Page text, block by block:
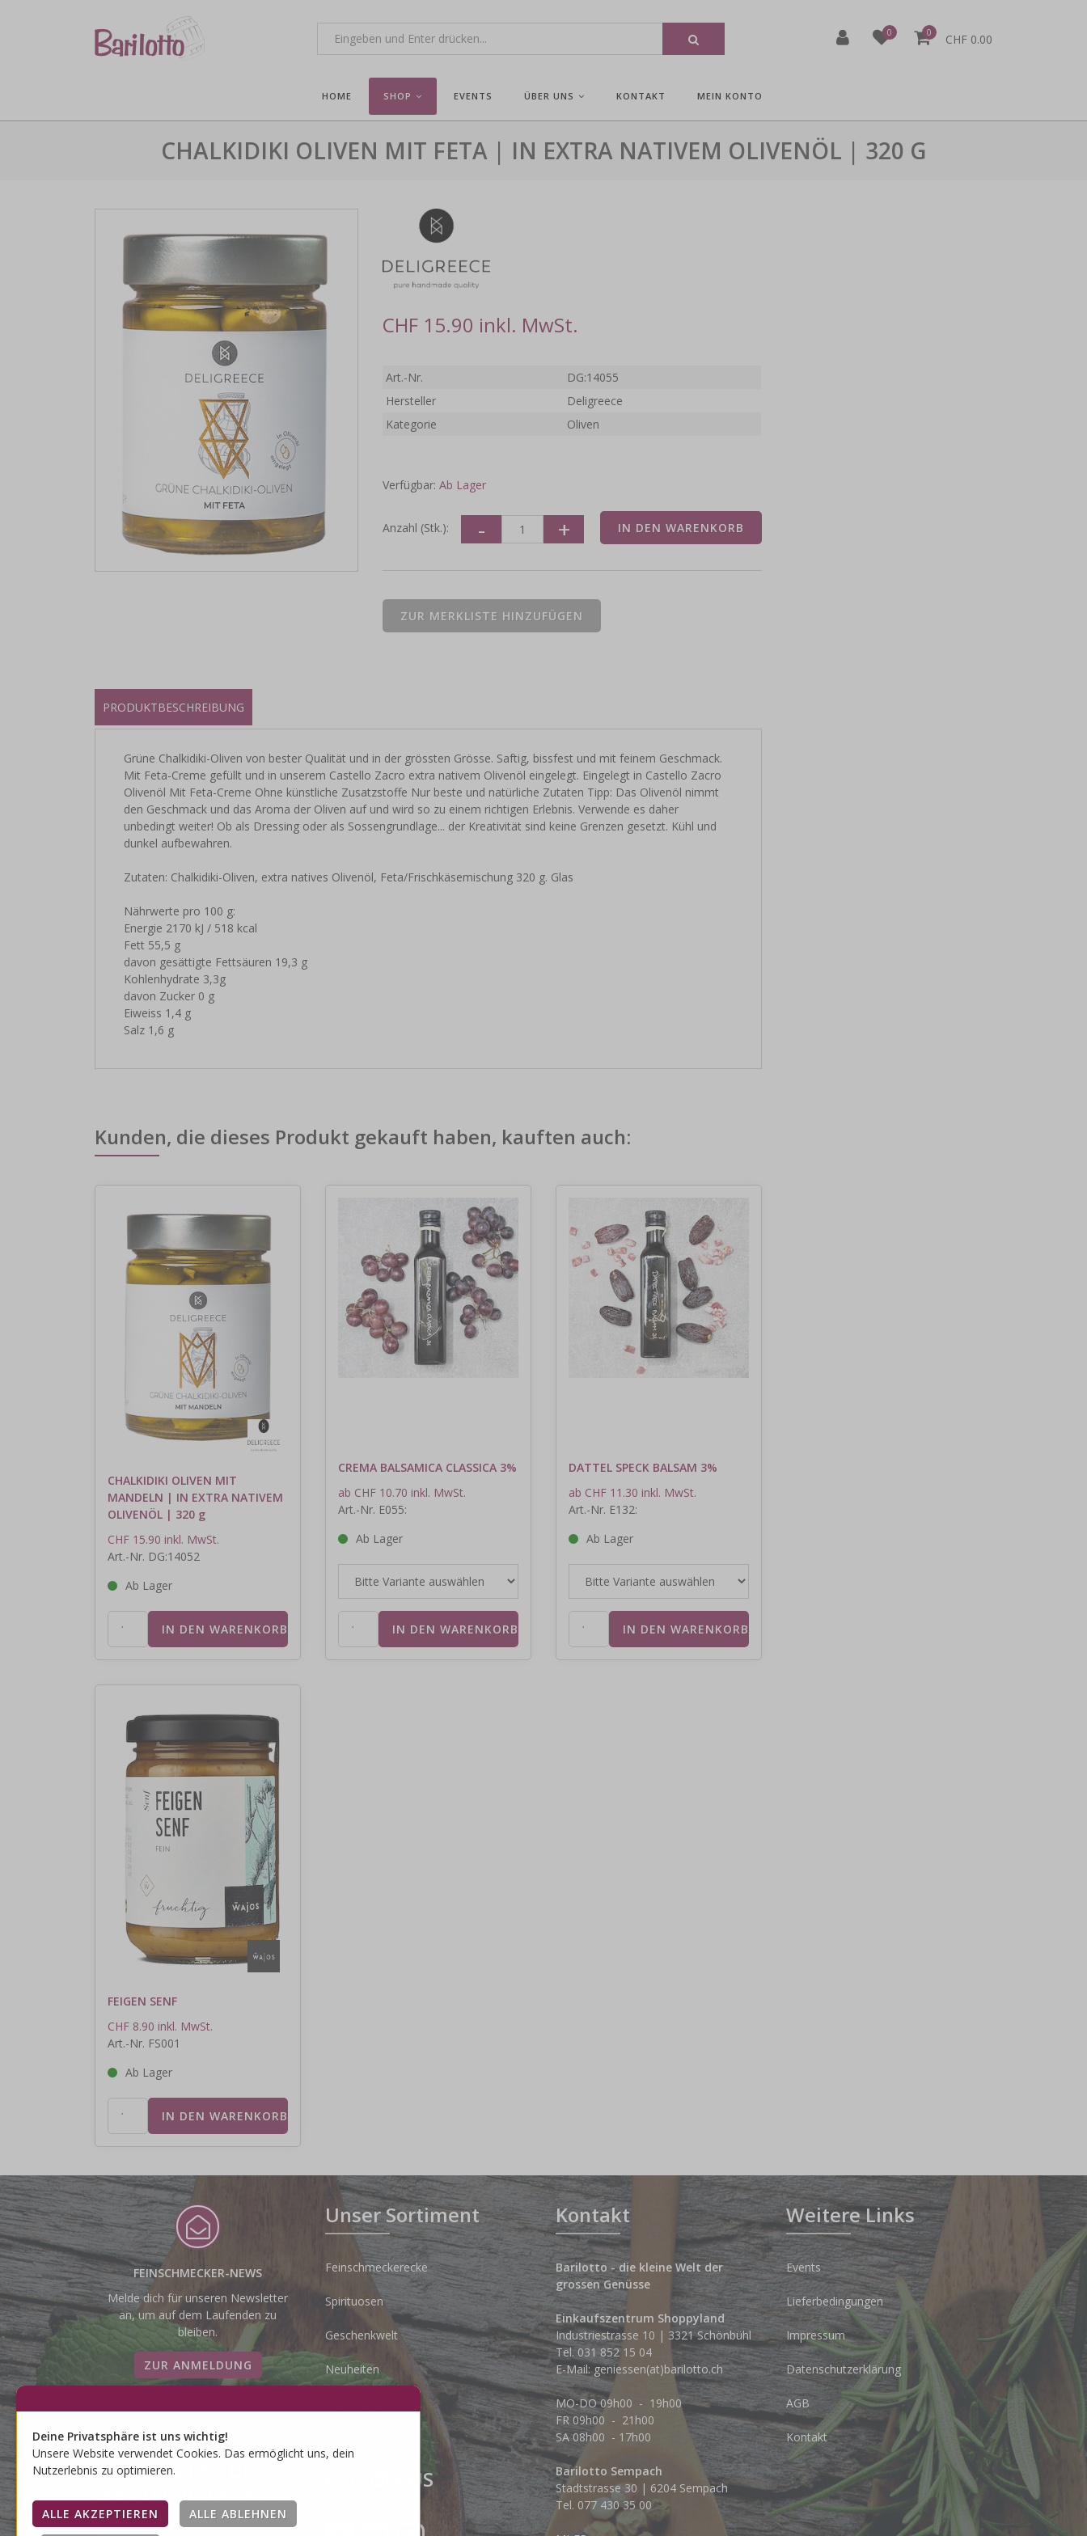
0 0 CHF 0.00
HOME SHOP EVENTS ÜBER UNS KONTAKT MEIN KONTO
CHALKIDIKI OLIVEN MIT FETA | IN EXTRA NATIVEM OLIVENÖL | 320 G
CHF 15.90 inkl. MwSt.
Art.-Nr.
DG:14055
Hersteller
Deligreece
Kategorie
Oliven
Verfügbar:Ab Lager
Anzahl (Stk.):
PRODUKTBESCHREIBUNG
Grüne Chalkidiki-Oliven von bester Qualität und in der grössten Grösse. Saftig, bissfest und mit feinem Geschmack.
Mit Feta-Creme gefüllt und in unserem Castello Zacro extra nativem Olivenöl eingelegt. Eingelegt in Castello Zacro
Olivenöl Mit Feta-Creme Ohne künstliche Zusatzstoffe Nur beste und natürliche Zutaten Tipp: Das Olivenöl nimmt
den Geschmack und das Aroma der Oliven auf und wird so zu einem richtigen Erlebnis. Verwende es daher
unbedingt weiter! Ob als Dressing oder als Sossengrundlage... der Kreativität sind keine Grenzen gesetzt. Kühl und
dunkel aufbewahren.
Zutaten: Chalkidiki-Oliven, extra natives Olivenöl, Feta/Frischkäsemischung 320 g. Glas
Nährwerte pro 100 g:
Energie 2170 kJ / 518 kcal
Fett 55,5 g
davon gesättigte Fettsäuren 19,3 g
Kohlenhydrate 3,3g
davon Zucker 0 g
Eiweiss 1,4 g
Salz 1,6 g
Kunden, die dieses Produkt gekauft haben, kauften auch:
CHALKIDIKI OLIVEN MIT
MANDELN | IN EXTRA NATIVEM
OLIVENÖL | 320 g
CHF 15.90 inkl. MwSt.
Art.-Nr. DG:14052
Ab Lager
CREMA BALSAMICA CLASSICA 3%
ab CHF 10.70 inkl. MwSt.
Art.-Nr. E055:
Ab Lager
DATTEL SPECK BALSAM 3%
ab CHF 11.30 inkl. MwSt.
Art.-Nr. E132:
Ab Lager
FEIGEN SENF
CHF 8.90 inkl. MwSt.
Art.-Nr. FS001
Ab Lager
FEINSCHMECKER-NEWS
Melde dich für unseren Newsletter
an, um auf dem Laufenden zu
bleiben.
ZUR ANMELDUNG
SO ERREICHST DU
04
Unser Sortiment
Feinschmeckerecke
Spirituosen
Geschenkwelt
Neuheiten
FOLLOW US
Kontakt
Barilotto - die kleine Welt der
grossen Genüsse
Einkaufszentrum Shoppyland
Industriestrasse 10 | 3321 Schönbühl
Tel. 031 852 15 04
E-Mail: geniessen(at)barilotto.ch
MO-DO 09h00 - 19h00
FR 09h00 - 21h00
SA 08h00 - 17h00
Barilotto Sempach
Stadtstrasse 30 | 6204 Sempach
Tel. 077 430 35 00
Weitere Links
Events
Lieferbedingungen
Impressum
Datenschutzerklärung
AGB
Kontakt
Deine Privatsphäre ist uns wichtig!
Unsere Website verwendet Cookies. Das ermöglicht uns, dein
Nutzerlebnis zu optimieren.